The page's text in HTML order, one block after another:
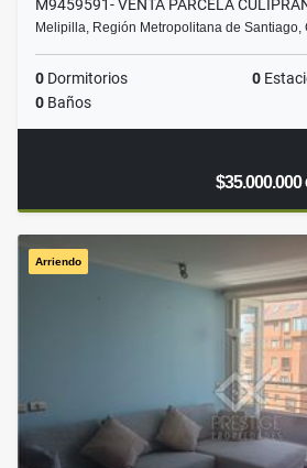
M9459591- VENTA PARCELA
Melipilla, Región Metropolitana de Santiago,
0 Dormitorios 0
0 Baños
$35.000.000
Arriendo